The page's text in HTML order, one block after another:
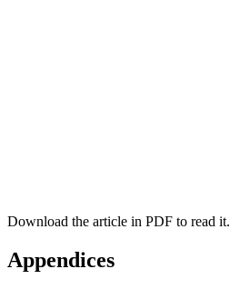
Download the article in PDF to read it.
Appendices